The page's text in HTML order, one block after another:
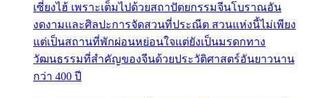
เซี่ยงไฮ้ เพราะเต็มไปด้วยสถาปัตยกรรมจีนโบราณอัน
งดงามและศิลปะการจัดสวนที่ประณีต สวนแห่งนี้ไม่เพียง
แต่เป็นสถานที่พักผ่อนหย่อนใจแต่ยังเป็นมรดกทาง
วัฒนธรรมที่สำคัญของจีนด้วยประวัติศาสตร์อันยาวนาน
กว่า 400 ปี